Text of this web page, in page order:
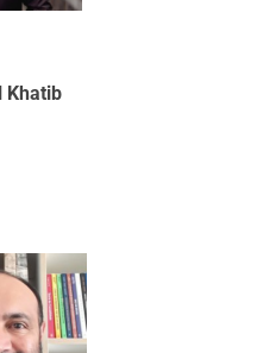
Khatib